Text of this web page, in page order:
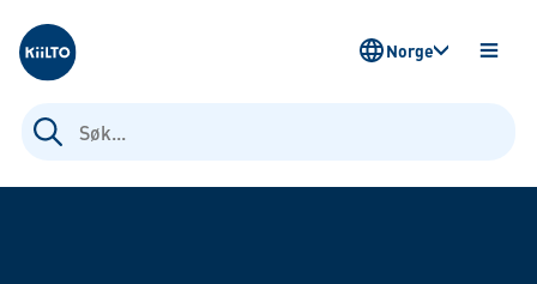
Kiilto Norway
Søk
etter:
ÅPNE
Norge